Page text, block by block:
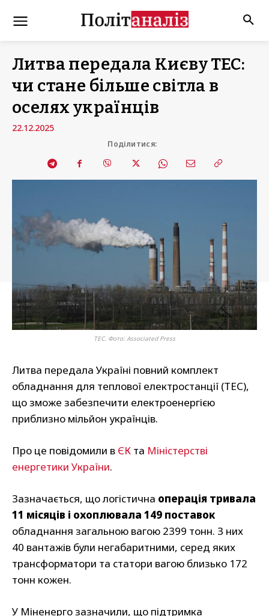
Литва передала Києву ТЕС:
чи стане більше світла в
оселях українців
22.12.2025
Поділитися:
ТЕС. Фото: Associated Press
Литва передала Україні повний комплект
обладнання для теплової електростанції (ТЕС),
що зможе забезпечити електроенергією
приблизно мільйон українців.
Про це повідомили в ЄК та Міністерстві
енергетики України.
Зазначається, що логістична операція тривала
11 місяців і охоплювала 149 поставок
обладнання загальною вагою 2399 тонн. З них
40 вантажів були негабаритними, серед яких
трансформатори та статори вагою близько 172
тонн кожен.
У Міненерго зазначили, що підтримка